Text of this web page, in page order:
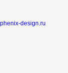
phenix-design.ru